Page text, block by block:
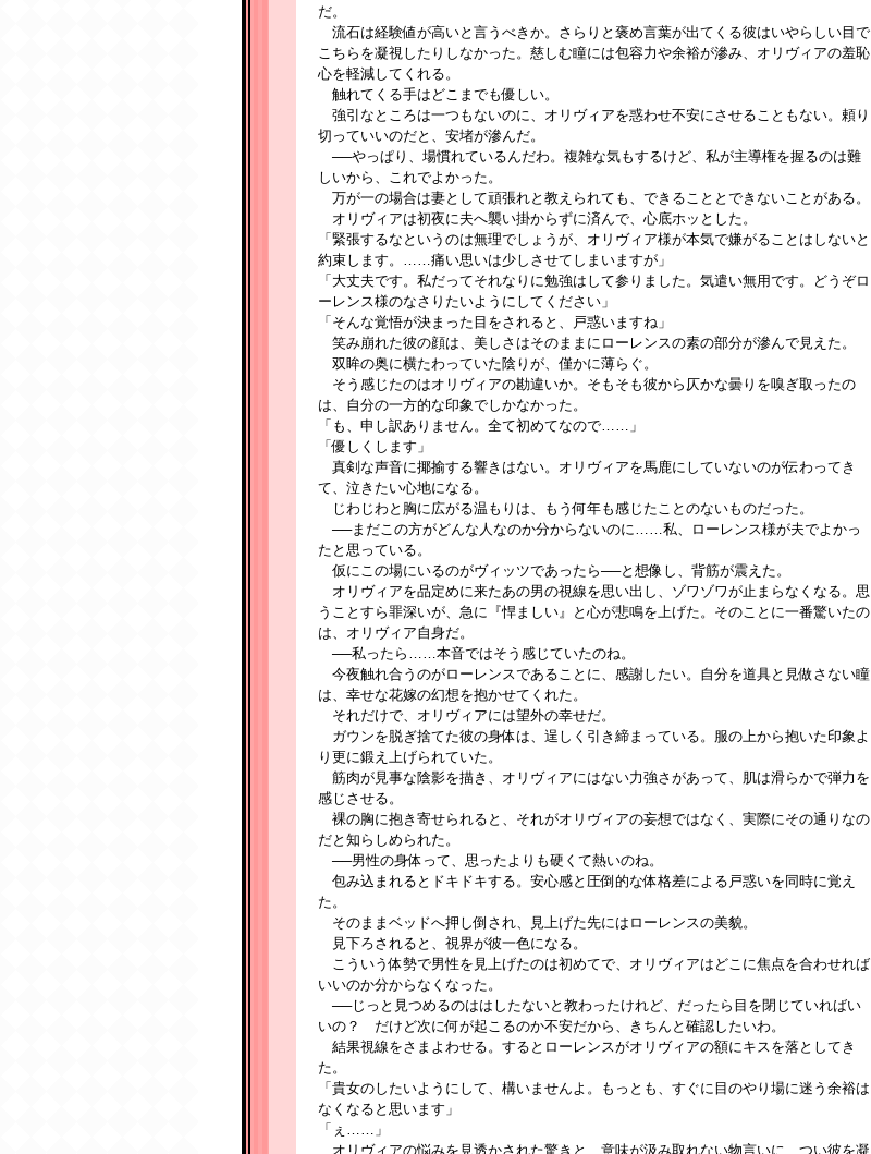
だ。
流石は経験値が高いと言うべきか。さらりと褒め言葉が出てくる彼はいやらしい目で
こちらを凝視したりしなかった。慈しむ瞳には包容力や余裕が滲み、オリヴィアの羞恥
心を軽減してくれる。
触れてくる手はどこまでも優しい。
強引なところは一つもないのに、オリヴィアを惑わせ不安にさせることもない。頼り
切っていいのだと、安堵が滲んだ。
──やっぱり、場慣れているんだわ。複雑な気もするけど、私が主導権を握るのは難
しいから、これでよかった。
万が一の場合は妻として頑張れと教えられても、できることとできないことがある。
オリヴィアは初夜に夫へ襲い掛からずに済んで、心底ホッとした。
「緊張するなというのは無理でしょうが、オリヴィア様が本気で嫌がることはしないと
約束します。……痛い思いは少しさせてしまいますが」
「大丈夫です。私だってそれなりに勉強はして参りました。気遣い無用です。どうぞロ
ーレンス様のなさりたいようにしてください」
「そんな覚悟が決まった目をされると、戸惑いますね」
笑み崩れた彼の顔は、美しさはそのままにローレンスの素の部分が滲んで見えた。
双眸の奥に横たわっていた陰りが、僅かに薄らぐ。
そう感じたのはオリヴィアの勘違いか。そもそも彼から仄かな曇りを嗅ぎ取ったの
は、自分の一方的な印象でしかなかった。
「も、申し訳ありません。全て初めてなので……」
「優しくします」
真剣な声音に揶揄する響きはない。オリヴィアを馬鹿にしていないのが伝わってき
て、泣きたい心地になる。
じわじわと胸に広がる温もりは、もう何年も感じたことのないものだった。
──まだこの方がどんな人なのか分からないのに……私、ローレンス様が夫でよかっ
たと思っている。
仮にこの場にいるのがヴィッツであったら──と想像し、背筋が震えた。
オリヴィアを品定めに来たあの男の視線を思い出し、ゾワゾワが止まらなくなる。思
うことすら罪深いが、急に『悍ましい』と心が悲鳴を上げた。そのことに一番驚いたの
は、オリヴィア自身だ。
──私ったら……本音ではそう感じていたのね。
今夜触れ合うのがローレンスであることに、感謝したい。自分を道具と見做さない瞳
は、幸せな花嫁の幻想を抱かせてくれた。
それだけで、オリヴィアには望外の幸せだ。
ガウンを脱ぎ捨てた彼の身体は、逞しく引き締まっている。服の上から抱いた印象よ
り更に鍛え上げられていた。
筋肉が見事な陰影を描き、オリヴィアにはない力強さがあって、肌は滑らかで弾力を
感じさせる。
裸の胸に抱き寄せられると、それがオリヴィアの妄想ではなく、実際にその通りなの
だと知らしめられた。
──男性の身体って、思ったよりも硬くて熱いのね。
包み込まれるとドキドキする。安心感と圧倒的な体格差による戸惑いを同時に覚え
た。
そのままベッドへ押し倒され、見上げた先にはローレンスの美貌。
見下ろされると、視界が彼一色になる。
こういう体勢で男性を見上げたのは初めてで、オリヴィアはどこに焦点を合わせれば
いいのか分からなくなった。
──じっと見つめるのははしたないと教わったけれど、だったら目を閉じていればい
いの？ だけど次に何が起こるのか不安だから、きちんと確認したいわ。
結果視線をさまよわせる。するとローレンスがオリヴィアの額にキスを落としてき
た。
「貴女のしたいようにして、構いませんよ。もっとも、すぐに目のやり場に迷う余裕は
なくなると思います」
「ぇ……」
オリヴィアの悩みを見透かされた驚きと、意味が汲み取れない物言いに、つい彼を凝